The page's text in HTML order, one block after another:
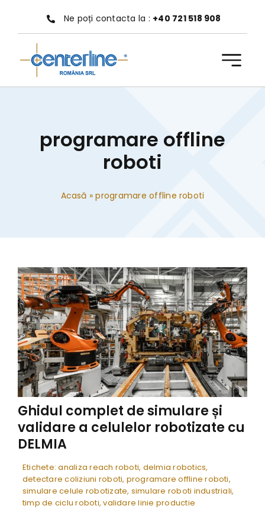
conținut
Ne poți contacta la : +40 721 518 908
programare offline
roboti
Acasă »programare offline roboti
Ghidul complet de simulare și
validare a celulelor robotizate cu
DELMIA
Etichete:analiza reach roboti, delmia robotics,
detectare coliziuni roboti, programare offline roboti,
simulare celule robotizate, simulare roboti industriali,
timp de ciclu roboti,validare linie productie